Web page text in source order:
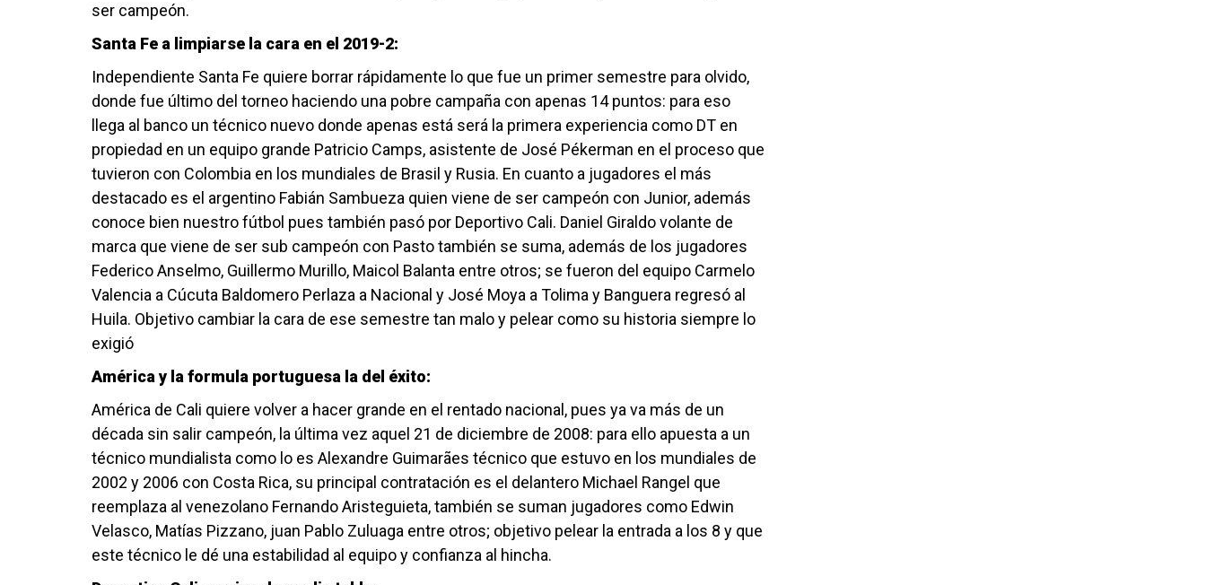
ser campeón.
Santa Fe a limpiarse la cara en el 2019-2:
Independiente Santa Fe quiere borrar rápidamente lo que fue un primer semestre para olvido,
donde fue último del torneo haciendo una pobre campaña con apenas 14 puntos: para eso
llega al banco un técnico nuevo donde apenas está será la primera experiencia como DT en
propiedad en un equipo grande Patricio Camps, asistente de José Pékerman en el proceso que
tuvieron con Colombia en los mundiales de Brasil y Rusia. En cuanto a jugadores el más
destacado es el argentino Fabián Sambueza quien viene de ser campeón con Junior, además
conoce bien nuestro fútbol pues también pasó por Deportivo Cali. Daniel Giraldo volante de
marca que viene de ser sub campeón con Pasto también se suma, además de los jugadores
Federico Anselmo, Guillermo Murillo, Maicol Balanta entre otros; se fueron del equipo Carmelo
Valencia a Cúcuta Baldomero Perlaza a Nacional y José Moya a Tolima y Banguera regresó al
Huila. Objetivo cambiar la cara de ese semestre tan malo y pelear como su historia siempre lo
exigió
América y la formula portuguesa la del éxito:
América de Cali quiere volver a hacer grande en el rentado nacional, pues ya va más de un
década sin salir campeón, la última vez aquel 21 de diciembre de 2008: para ello apuesta a un
técnico mundialista como lo es Alexandre Guimarães técnico que estuvo en los mundiales de
2002 y 2006 con Costa Rica, su principal contratación es el delantero Michael Rangel que
reemplaza al venezolano Fernando Aristeguieta, también se suman jugadores como Edwin
Velasco, Matías Pizzano, juan Pablo Zuluaga entre otros; objetivo pelear la entrada a los 8 y que
este técnico le dé una estabilidad al equipo y confianza al hincha.